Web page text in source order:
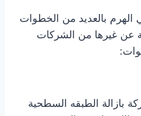
بالعديد من الخطوات
عن غيرها من الشركات
بازالة الطبقه السطحية